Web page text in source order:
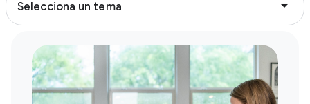
Selecciona un tema arrow_drop_down